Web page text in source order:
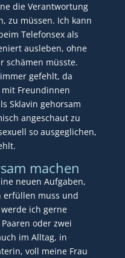
die Verantwortung
zu müssen. Ich kann
Telefonsex als
ausleben, ohne
schämen müsste.
gefehlt, da
Freundinnen
Sklavin gehorsam
angeschaut zu
so ausgeglichen,
machen
neuen Aufgaben,
erfüllen muss und
werde ich gerne
oder zwei
im Alltag, in
voll meine Frau